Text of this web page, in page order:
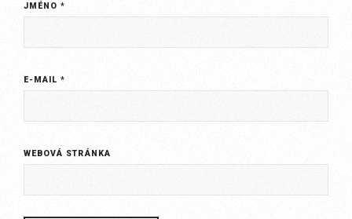
JMÉNO*
E-MAIL*
WEBOVÁ STRÁNKA